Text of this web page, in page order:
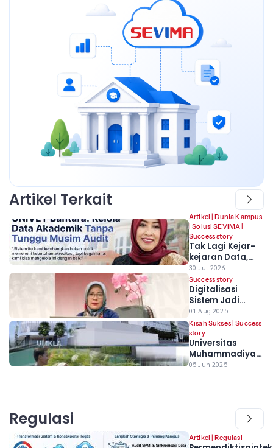
Artikel Terkait
Artikel |Dunia Kampus
|Solusi SEVIMA |
Success story
Tak Lagi Kejar-
kejaran Data,
Univet Bantara
Ubah Cara
Kelola Akademik
30 Jul 2026
Success story
Digitalisasi
Sistem Jadi
Kunci Politeknik
Semen Indonesia
untuk Percepat
Wujudkan
Akreditasi
Unggul
01 Aug 2025
Kisah Sukses|Success
story
Universitas
Muhammadiyah
Klaten (UMKLA)
D3 Keperawatan
dengan SEVIMA
05 Jun 2025
Regulasi
Artikel |Regulasi